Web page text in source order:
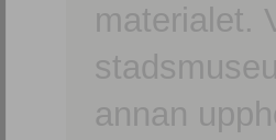
materialet.
annan